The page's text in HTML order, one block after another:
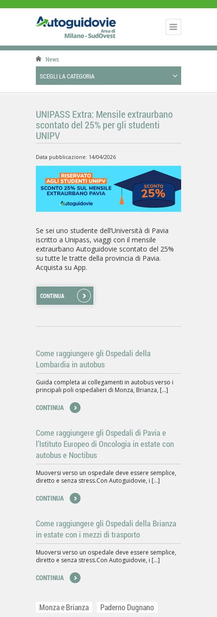
News
SCEGLI LA CATEGORIA
UNIPASS Extra: Mensile extraurbano
scontato del 25% per gli studenti
UNIPV
Data pubblicazione: 14/04/2026
Se sei uno studente dell’Università di Pavia
iscritto a Unipass, viaggi con il mensile
extraurbano Autoguidovie scontato del 25%
su tutte le tratte della provincia di Pavia.
Acquista su App.
CONTINUA
Come raggiungere gli Ospedali della
Lombardia in autobus
Guida completa ai collegamenti in autobus verso i
principali poli ospedalieri di Monza, Brianza, [...]
CONTINUA
Come raggiungere gli Ospedali di Pavia e
l’Istituto Europeo di Oncologia in estate con
autobus e Noctibus
Muoversi verso un ospedale deve essere semplice,
diretto e senza stress.Con Autoguidovie, i [...]
CONTINUA
Come raggiungere gli Ospedali della Brianza
in estate con i mezzi di trasporto
Muoversi verso un ospedale deve essere semplice,
diretto e senza stress.Con Autoguidovie, i [...]
CONTINUA
Monza e Brianza
Paderno Dugnano